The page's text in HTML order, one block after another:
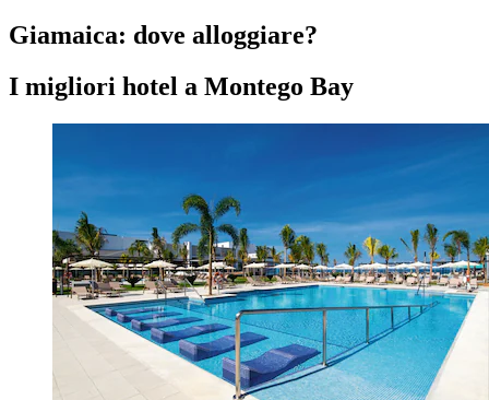
Giamaica: dove alloggiare?
I migliori hotel a Montego Bay